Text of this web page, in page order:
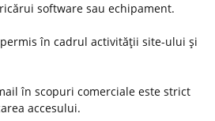
software sau echipament.
în cadrul activităţii site-ului şi
în scopuri comerciale este strict
accesului.